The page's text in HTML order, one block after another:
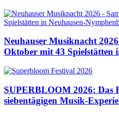
Neuhauser Musiknacht
Oktober mit 43 Spielstätten
SUPERBLOOM 2026: Das
siebentägigen Musik-